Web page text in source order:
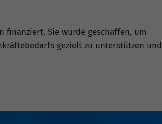
finanziert. Sie wurde geschaffen, um
gezielt zu unterstützen und